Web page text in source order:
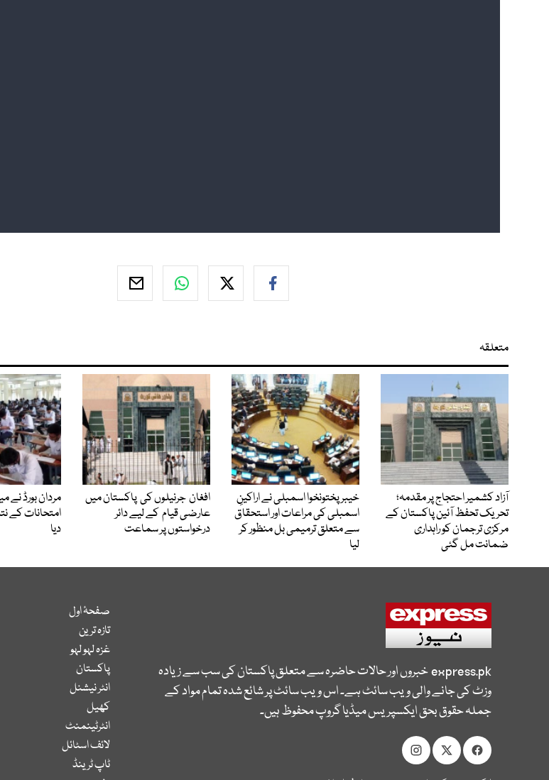
متعلقہ
آزاد کشمیر احتجاج پر مقدمہ؛
تحریک تحفظ آئین پاکستان کے
مرکزی ترجمان کو راہداری
ضمانت مل گئی
خیبرپختونخوا اسمبلی نے اراکینِ
اسمبلی کی مراعات اور استحقاق
سے متعلق ترمیمی بل منظور کر
لیا
افغان جرنیلوں کی پاکستان میں
عارضی قیام کے لیے دائر
درخواستوں پر سماعت
مردان بورڈ نے
امتحانات کے
دیا
express.pkخبروں اور حالات حاضرہ سے متعلق پاکستان کی سب سے زیادہ
وزٹ کی جانے والی ویب سائٹ ہے۔ اس ویب سائٹ پر شائع شدہ تمام مواد کے
جملہ حقوق بحق ایکسپریس میڈیا گروپ محفوظ ہیں۔
صفحۂ اول
تازہ ترین
غزہ لہو لہو
پاکستان
انٹر نیشنل
کھیل
انٹرٹینمنٹ
لائف اسٹائل
ٹاپ ٹرینڈ